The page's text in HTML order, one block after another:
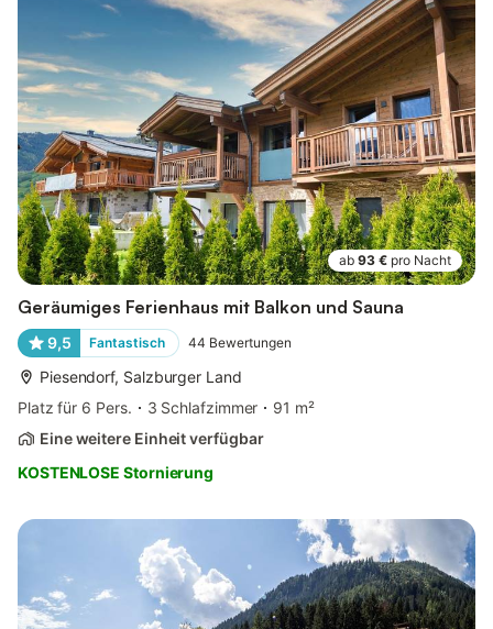
ab 93 € pro Nacht
Geräumiges Ferienhaus mit Balkon und Sauna
9,5 Fantastisch 44 Bewertungen
Piesendorf, Salzburger Land
Platz für 6 Pers.
3 Schlafzimmer
91 m²
Eine weitere Einheit verfügbar
KOSTENLOSE Stornierung